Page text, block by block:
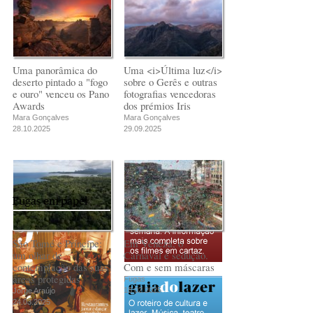
Uma panorâmica do
deserto pintado a "fogo
e ouro" venceu os Pano
Awards
Mara Gonçalves
28.10.2025
Uma <i>Última luz</i>
sobre o Gerês e outras
fotografias vencedoras
dos prémios Iris
Mara Gonçalves
29.09.2025
São Tomé e Príncipe:
um olhar de
contemplação das suas
áreas protegidas
Jorge Araújo
24.03.2025
Em Veneza, o
Carnaval é sedução.
Com e sem máscaras
Fugas
18.02.2025
comunismo-
capitalismo
Rui Barbosa Batista
comunismo-
capitalismo
Rui Barbosa Batista
Rui Barbosa Batista
Fugas em papel